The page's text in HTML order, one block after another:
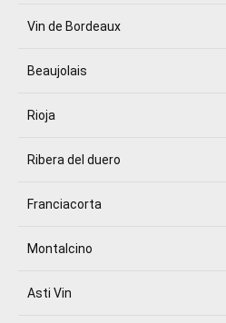
Vin de Bordeaux
Beaujolais
Rioja
Ribera del duero
Franciacorta
Montalcino
Asti Vin